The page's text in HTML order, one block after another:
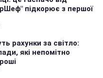
підкорює з першої
рахунки за світло:
які непомітно